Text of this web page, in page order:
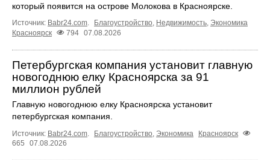
который появится на острове Молокова в Красноярске.
Источник: Babr24.com. Благоустройство, Недвижимость, Экономика
Красноярск
794 07.08.2026
Петербургская компания установит главную
новогоднюю елку Красноярска за 91
миллион рублей
Главную новогоднюю елку Красноярска установит
петербургская компания.
Источник: Babr24.com. Благоустройство, Экономика
Красноярск
665
07.08.2026